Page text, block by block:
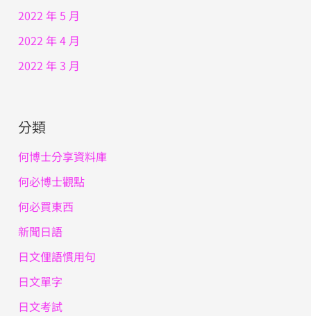
2022 年 5 月
2022 年 4 月
2022 年 3 月
分類
何博士分享資料庫
何必博士觀點
何必買東西
新聞日語
日文俚語慣用句
日文單字
日文考試